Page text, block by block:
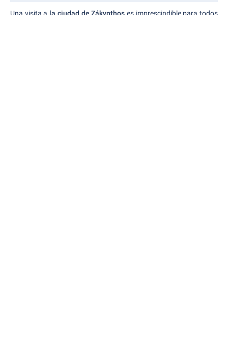
Una visita a la ciudad de Zákynthos es imprescindible para todos